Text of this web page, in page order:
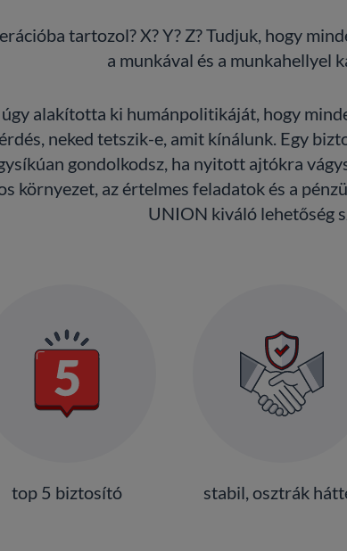
tartozol? X? Y? Z? Tudjuk, hogy
a munkával és a munkahellyel
alakította ki humánpolitikáját, hogy
neked tetszik-e, amit kínálunk. Egy
gondolkodsz, ha nyitott ajtókra
környezet, az értelmes feladatok és a
UNION kiváló lehetőség
top 5 biztosító stabil, osztrák